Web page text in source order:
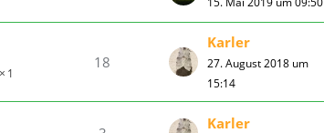
1
18
Karler
27. August 2018 um
15:14
Karler